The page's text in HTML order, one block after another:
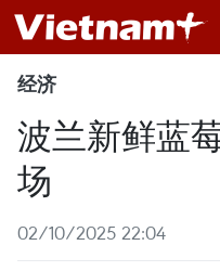
经济
波兰新鲜蓝
场
02/10/2025 22:04